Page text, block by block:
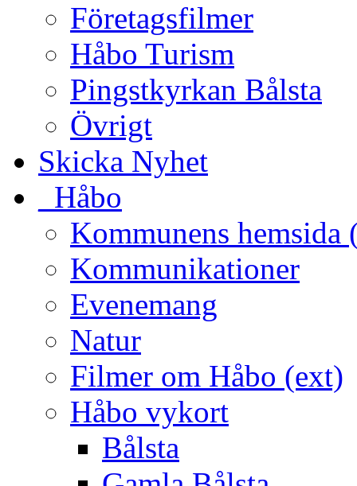
Företagsfilmer
Håbo Turism
Pingstkyrkan Bålsta
Övrigt
Skicka Nyhet
_Håbo
Kommunens hemsida
Kommunikationer
Evenemang
Natur
Filmer om Håbo (ext)
Håbo vykort
Bålsta